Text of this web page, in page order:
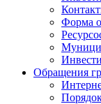
Форма
Обращения